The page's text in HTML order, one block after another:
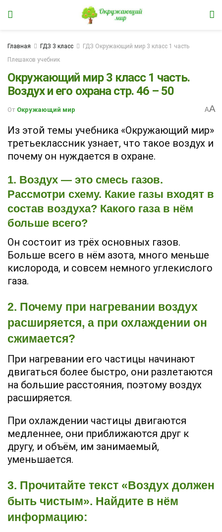
Главная ГДЗ 3 класс
ГДЗ Окружающий мир 3 класс 1 часть
Плешаков учебник
Окружающий мир 3 класс 1 часть.
Воздух и его охрана стр. 46 – 50
От Окружающий мир AA
Из этой темы учебника «Окружающий мир»
третьеклассник узнает, что такое воздух и
почему он нуждается в охране.
1. Воздух — это смесь газов.
Рассмотри схему. Какие газы входят в
состав воздуха? Какого газа в нём
больше всего?
Он состоит из трёх основных газов.
Больше всего в нём азота, много меньше
кислорода, и совсем немного углекислого
газа.
2. Почему при нагревании воздух
расширяется, а при охлаждении он
сжимается?
При нагревании его частицы начинают
двигаться более быстро, они разлетаются
на большие расстояния, поэтому воздух
расширяется.
При охлаждении частицы двигаются
медленнее, они приближаются друг к
другу, и объём, им занимаемый,
уменьшается.
3. Прочитайте текст «Воздух должен
быть чистым». Найдите в нём
информацию: